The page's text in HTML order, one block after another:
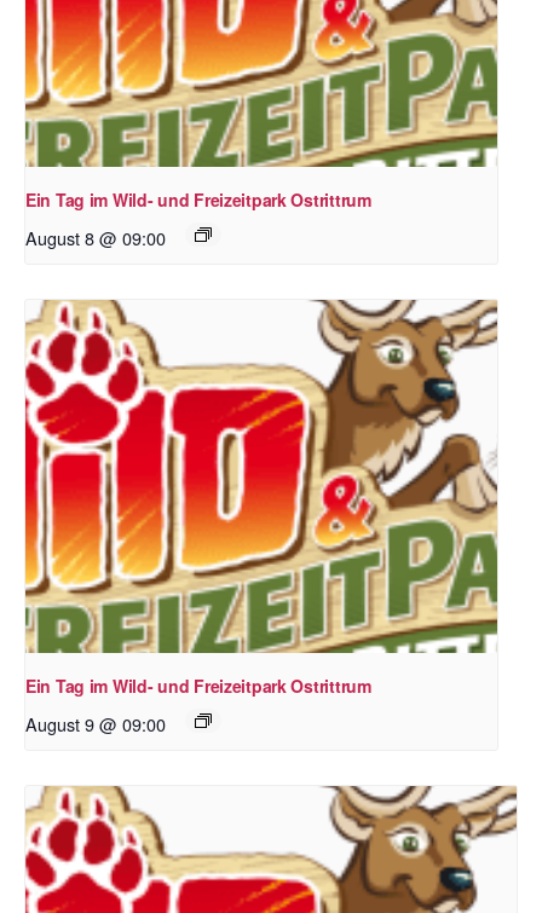
Ein Tag im Wild- und Freizeitpark Ostrittrum
August 8 @ 09:00
Ein Tag im Wild- und Freizeitpark Ostrittrum
August 9 @ 09:00